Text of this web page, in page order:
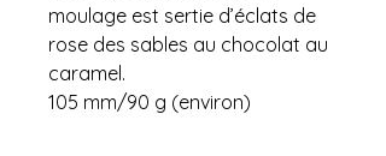
moulage est sertie d’éclats de
rose des sables au chocolat au
caramel.
105 mm/90 g (environ)